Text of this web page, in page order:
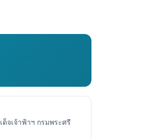
จเจ้าฟ้าฯ กรมพระศรี